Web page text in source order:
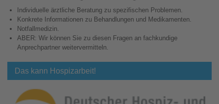
Individuelle ärztliche Beratung zu spezifischen Problemen.
Konkrete Informationen zu Behandlungen und Medikamenten.
Notfallmedizin.
ABER: Wir können Sie zu diesen Fragen an fachkundige
Anprechpartner weitervermitteln.
Das kann Hospizarbeit!